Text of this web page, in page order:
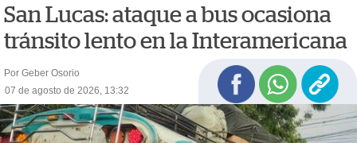
San Lucas: ataque a bus ocasiona
tránsito lento en la Interamericana
Por Geber Osorio
07 de agosto de 2026, 13:32